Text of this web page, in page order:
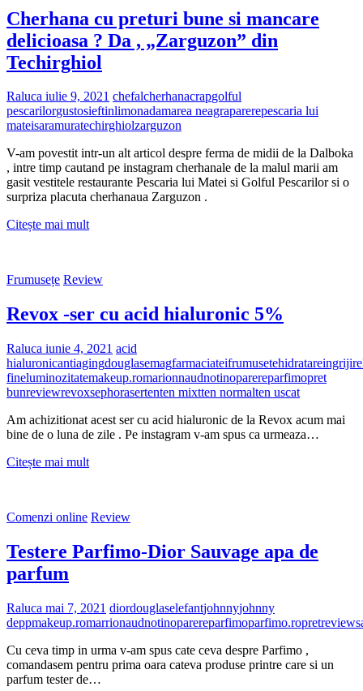
spray
Taft
pentru
protectie
termica
Cherhana cu preturi bune si mancare
delicioasa ? Da , „Zarguzon” din
Techirghiol
Raluca iulie 9, 2021 chefalcherhanacrapgolful
pescarilorgustosieftinlimonadamarea neagraparerepescaria lui
mateisaramuratechirghiolzarguzon
V-am povestit intr-un alt articol despre ferma de midii de la Dalboka
, intre timp cautand pe instagram cherhanale de la malul marii am
gasit vestitele restaurante Pescaria lui Matei si Golful Pescarilor si o
surpriza placuta cherhanaua Zarguzon .
Citește mai multCherhana
si
delicioasa
?
Da
,
„Zarguzon”
din
Techirghiol
Frumusețe Review
Revox -ser cu acid hialuronic 5%
Raluca iunie 4, 2021 acid
hialuronicantiagingdouglasemagfarmaciateifrumusetehidratareingrijire
fineluminozitatemakeup.romarionnaudnotinoparereparfimopret
bunreviewrevoxsephorasertenten mixtten normalten uscat
Am achizitionat acest ser cu acid hialuronic de la Revox acum mai
bine de o luna de zile . Pe instagram v-am spus ca urmeaza…
Citește mai multRevox
acid
5%
Comenzi online Review
Testere Parfimo-Dior Sauvage apa de
parfum
Raluca mai 7, 2021 diordouglaselefantjohnnyjohnny
deppmakeup.romarrionaudnotinoparereparfimoparfimo.ropretreview
Cu ceva timp in urma v-am spus cate ceva despre Parfimo ,
comandasem pentru prima oara cateva produse printre care si un
parfum tester de…